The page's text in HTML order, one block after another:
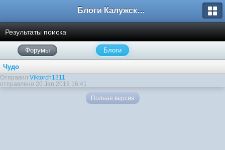
Блоги Калужского перекрестка
Результаты поиска
Форумы Блоги
Чудо
Отправил Viktorch1311
отправлено 20 Jan 2019 16:41
Полная версия